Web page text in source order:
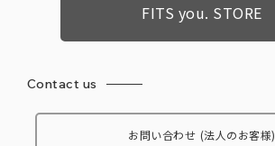
FITS you. STORE
Contact us
お問い合わせ (法人のお客様)